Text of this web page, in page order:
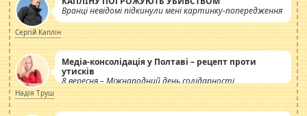
Вранці невідомі підкинули мені картинку-попередження
Сергій Каплін
Медіа-консолідація у Полтаві – рецепт проти
утисків
8 вересня – Міжнародний день солідарності
журналістів.
Надія Труш